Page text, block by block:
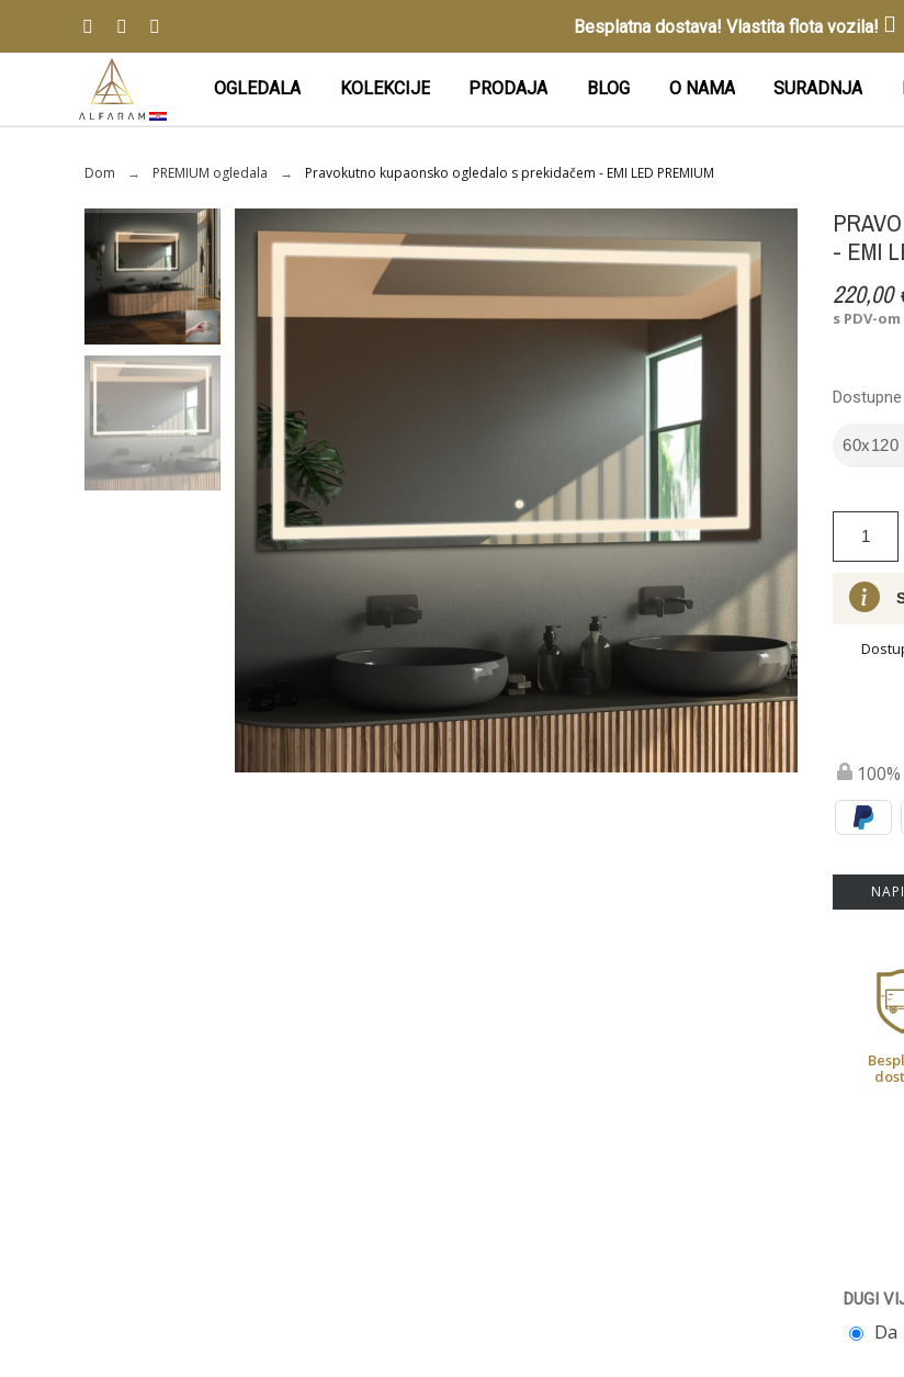
Besplatna dostava! Vlastita flota vozila!
OGLEDALA KOLEKCIJE PRODAJA BLOG O NAMA SURADNJA
Dom PREMIUM ogledala Pravokutno kupaonsko ogledalo s prekidačem - EMI LED PREMIUM
- EMI
220,00
s PDV-om
DUGI